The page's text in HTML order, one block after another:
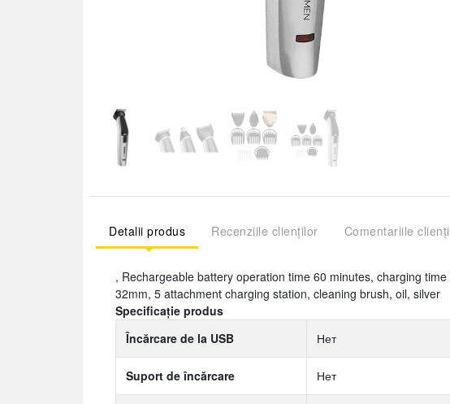
Detalii produs Recenziile clienților Comentariile
, Rechargeable battery operation time 60 minutes, charging
32mm, 5 attachment charging station, cleaning brush, oil, silver
Specificație produs
Încărcare de la USB
Нет
Suport de încărcare Нет